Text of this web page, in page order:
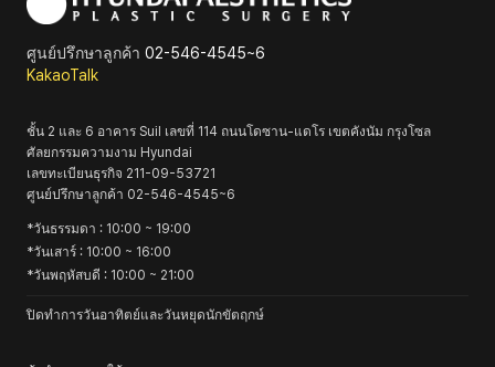
ศูนย์ปรึกษาลูกค้า 02-546-4545~6
KakaoTalk
ชั้น 2 และ 6 อาคาร Suil เลขที่ 114 ถนนโดซาน-แดโร เขตคังนัม กรุงโซล
ศัลยกรรมความงาม Hyundai
เลขทะเบียนธุรกิจ 211-09-53721
ศูนย์ปรึกษาลูกค้า 02-546-4545~6
*วันธรรมดา : 10:00 ~ 19:00
*วันเสาร์ : 10:00 ~ 16:00
*วันพฤหัสบดี : 10:00 ~ 21:00
ปิดทำการวันอาทิตย์และวันหยุดนักขัตฤกษ์